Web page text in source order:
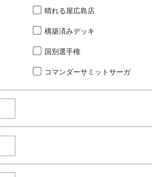
晴れる屋広島店
構築済みデッキ
国別選手権
コマンダーサミットサーガ